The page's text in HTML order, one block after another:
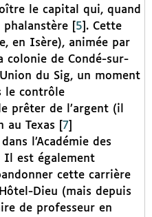
le capital qui, quand
[ 5 . Cette
en Isère), animée par
colonie de Condé-sur-
du Sig, un moment
le contrôle
prêter de l’argent (il
au Texas 7
l’Académie des
Il est également
cette carrière
Dieu (mais depuis
de professeur en